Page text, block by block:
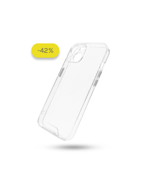
-42%
-42%
precio
original
era:
$ 60.000.
actual